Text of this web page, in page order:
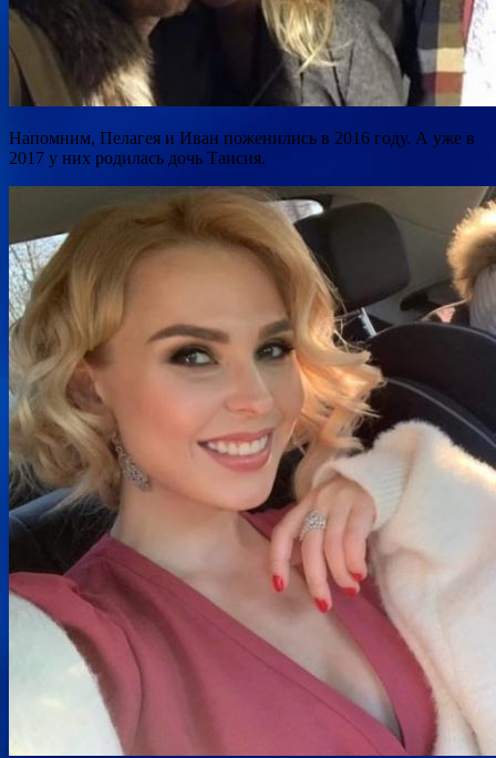
Напомним, Пелагея и Иван поженились в 2016 году. А уже в
2017 у них родилась дочь Таисия.